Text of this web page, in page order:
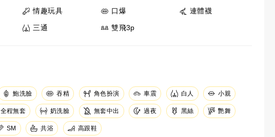
情趣玩具 口爆 連體襪
三通 雙飛3p
鮑洗臉 吞精 角色扮演 車震 白人 小親
全程無套 奶洗臉 無套中出 過夜 黑絲 艷舞
SM 共浴 高跟鞋